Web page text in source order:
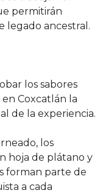
permitirán
legado ancestral.
los sabores
Coxcatlán la
de la experiencia.
los
hoja de plátano y
forman parte de
a cada